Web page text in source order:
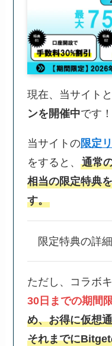
現在、当サイト
ンを開催中です！
当サイトの限定
をすると、 通常
相当の限定特典
す。
限定特典の詳細
ただし、コラボ
30日までの期間
め、お得に仮想
それまでに